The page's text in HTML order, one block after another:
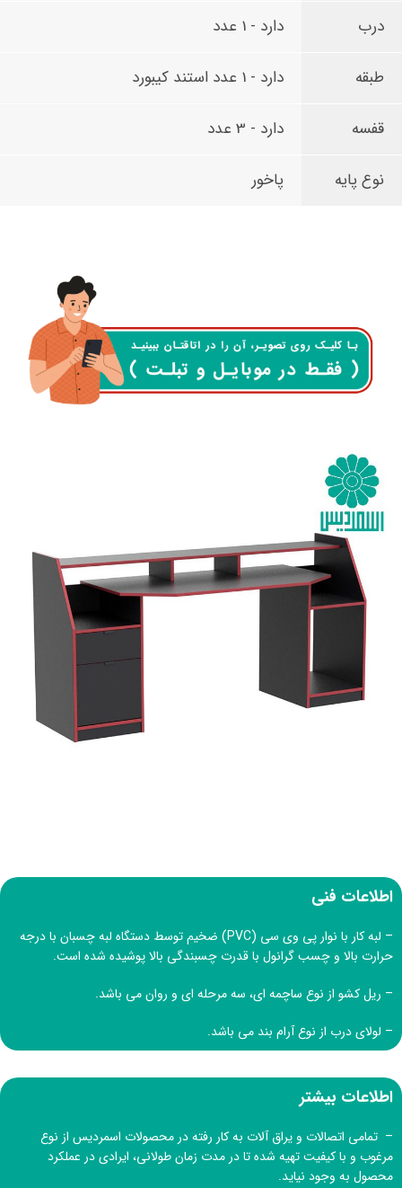
درب دارد - 1 عدد
طبقه دارد - 1 عدد استند کیبورد
قفسه دارد - 3 عدد
نوع پایه پاخور
اطلاعات فنی
– لبه کار با نوار پی وی سی (PVC) ضخیم توسط دستگاه لبه چسبان با درجه
حرارت بالا و چسب گرانول با قدرت چسبندگی بالا پوشیده شده است.
– ریل کشو از نوع ساچمه ای، سه مرحله ای و روان می باشد.
– لولای درب از نوع آرام بند می باشد.
اطلاعات بیشتر
– تمامی اتصالات و یراق آلات به کار رفته در محصولات اسمردیس از نوع
مرغوب و با کیفیت تهیه شده تا در مدت زمان طولانی، ایرادی در عملکرد
محصول به وجود نیاید.